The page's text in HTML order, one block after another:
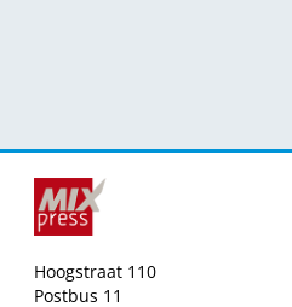
Hoogstraat 110
Postbus 11